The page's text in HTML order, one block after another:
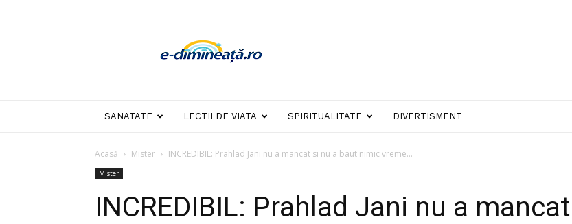
dimineata
SANATATE LECTII DE VIATA SPIRITUALITATE DIVERTISMENT
Acasă Mister INCREDIBIL: Prahlad Jani nu a mancat si nu a baut nimic vreme...
Mister
INCREDIBIL: Prahlad Jani nu a mancat